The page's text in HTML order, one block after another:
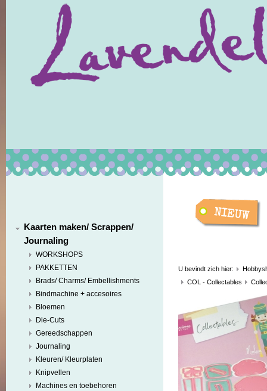
Kaarten maken/ Scrappen/
Journaling
WORKSHOPS
PAKKETTEN
Brads/ Charms/ Embellishments
Bindmachine + accesoires
Bloemen
Die-Cuts
Gereedschappen
Journaling
Kleuren/ Kleurplaten
Knipvellen
Machines en toebehoren
U bevindt zich hier:
COL - Collectables